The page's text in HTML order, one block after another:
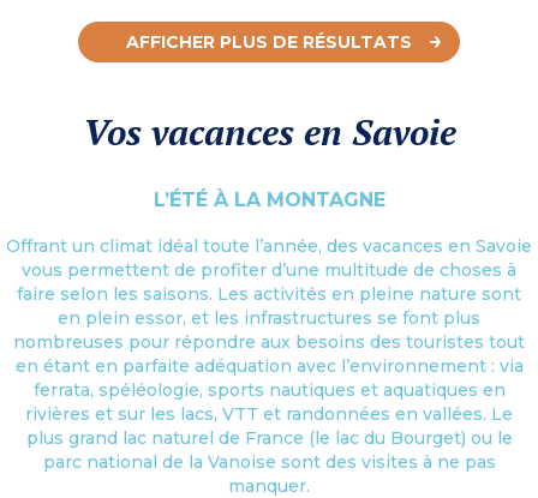
AFFICHER PLUS DE RÉSULTATS
Vos vacances en Savoie
L’ÉTÉ À LA MONTAGNE
Offrant un climat idéal toute l’année, des vacances en Savoie
vous permettent de profiter d’une multitude de choses à
faire selon les saisons. Les activités en pleine nature sont
en plein essor, et les infrastructures se font plus
nombreuses pour répondre aux besoins des touristes tout
en étant en parfaite adéquation avec l’environnement : via
ferrata, spéléologie, sports nautiques et aquatiques en
rivières et sur les lacs, VTT et randonnées en vallées. Le
plus grand lac naturel de France (le lac du Bourget) ou le
parc national de la Vanoise sont des visites à ne pas
manquer.